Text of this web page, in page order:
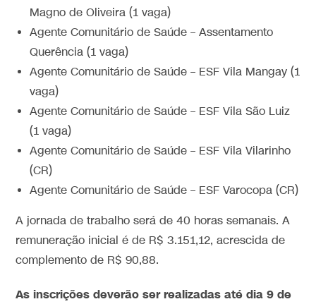
Magno de Oliveira (1 vaga)
Agente Comunitário de Saúde – Assentamento
Querência (1 vaga)
Agente Comunitário de Saúde – ESF Vila Mangay (1
vaga)
Agente Comunitário de Saúde – ESF Vila São Luiz
(1 vaga)
Agente Comunitário de Saúde – ESF Vila Vilarinho
(CR)
Agente Comunitário de Saúde – ESF Varocopa (CR)
A jornada de trabalho será de 40 horas semanais. A
remuneração inicial é de R$ 3.151,12, acrescida de
complemento de R$ 90,88.
As inscrições deverão ser realizadas até dia 9 de